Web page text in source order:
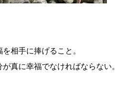
相手に捧げること。
真に幸福でなければならない。